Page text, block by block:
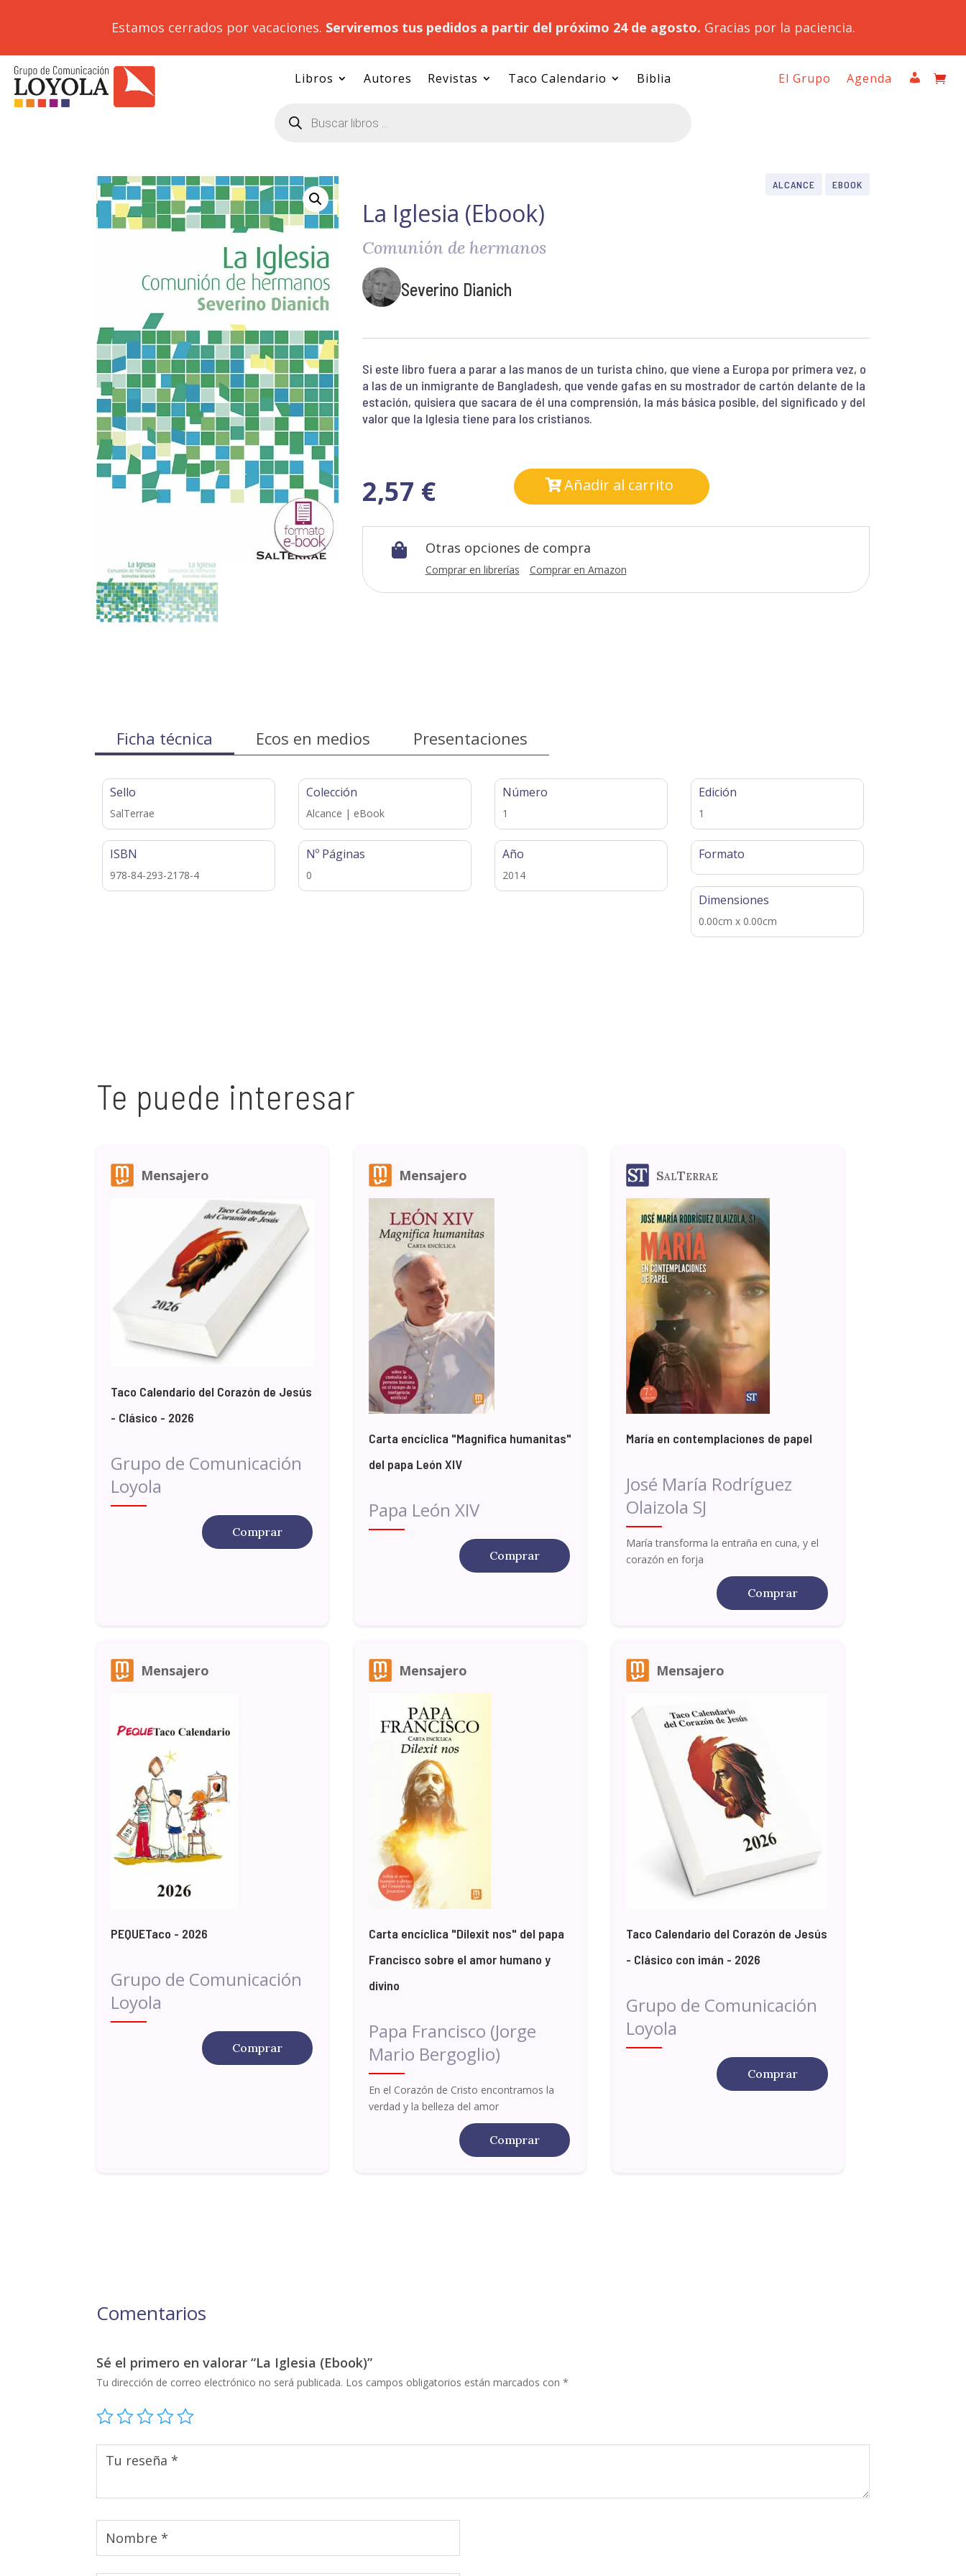
Estamos cerrados por vacaciones. Serviremos tus pedidos a partir del próximo 24 de agosto. Gracias por la paciencia.
Libros Autores Revistas Taco Calendario Biblia
productos
El Grupo Agenda
ALCANCE EBOOK
La Iglesia (Ebook)
Comunión de hermanos
Severino Dianich
Si este libro fuera a parar a las manos de un turista chino, que viene a Europa por primera vez, o
a las de un inmigrante de Bangladesh, que vende gafas en su mostrador de cartón delante de la
estación, quisiera que sacara de él una comprensión, la más básica posible, del significado y del
valor que la Iglesia tiene para los cristianos.
2,57 € Añadir al carrito
 Otras opciones de compra
Comprar en librerías Comprar en Amazon
Ficha técnica Ecos en medios Presentaciones
Sello
SalTerrae
ISBN
978-84-293-2178-4
Colección
Alcance | eBook
Nº Páginas
0
Número
1
Año
2014
Edición
1
Formato
Dimensiones
0.00cm x 0.00cm
Te puede interesar
Mensajero
Taco Calendario del Corazón de Jesús
- Clásico - 2026
Grupo de Comunicación
Loyola
Comprar
Mensajero
Carta encíclica "Magnifica humanitas"
del papa León XIV
Papa León XIV
Comprar
SalTerrae
María en contemplaciones de papel
José María Rodríguez
Olaizola SJ
María transforma la entraña en cuna, y el
corazón en forja
Comprar
Mensajero
PEQUETaco - 2026
Grupo de Comunicación
Loyola
Comprar
Mensajero
Carta encíclica "Dilexit nos" del papa
Francisco sobre el amor humano y
divino
Papa Francisco (Jorge
Mario Bergoglio)
En el Corazón de Cristo encontramos la
verdad y la belleza del amor
Comprar
Mensajero
Taco Calendario del Corazón de Jesús
- Clásico con imán - 2026
Grupo de Comunicación
Loyola
Comprar
Comentarios
Sé el primero en valorar “La Iglesia (Ebook)”
Tu dirección de correo electrónico no será publicada. Los campos obligatorios están marcados con*